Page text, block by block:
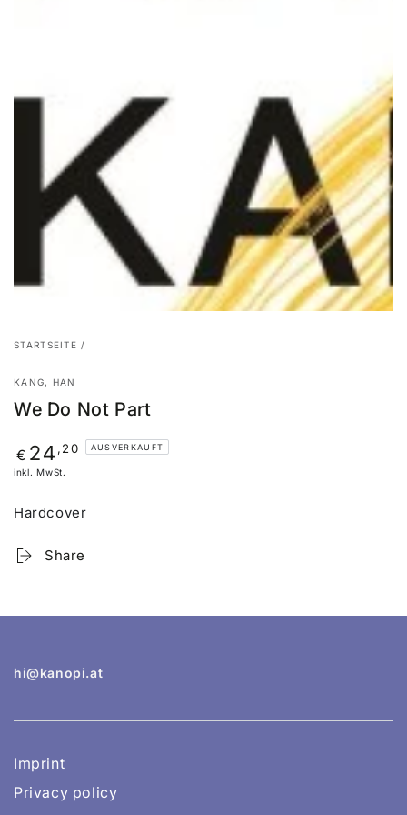
STARTSEITE /
KANG, HAN
We Do Not Part
Regulärer
Preis
€ 24 ,20 AUSVERKAUFT
inkl. MwSt.
Hardcover
Share
hi@kanopi.at
Imprint
Privacy policy